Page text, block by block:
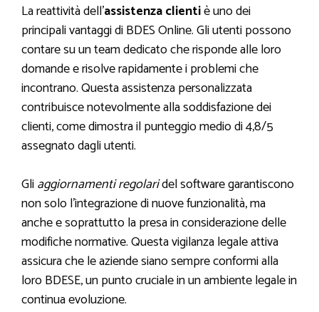
La reattività dell’assistenza clientiè uno dei
principali vantaggi di BDES Online. Gli utenti possono
contare su un team dedicato che risponde alle loro
domande e risolve rapidamente i problemi che
incontrano. Questa assistenza personalizzata
contribuisce notevolmente alla soddisfazione dei
clienti, come dimostra il punteggio medio di 4,8/5
assegnato dagli utenti.
Gliaggiornamenti regolaridel software garantiscono
non solo l’integrazione di nuove funzionalità, ma
anche e soprattutto la presa in considerazione delle
modifiche normative. Questa vigilanza legale attiva
assicura che le aziende siano sempre conformi alla
loro BDESE, un punto cruciale in un ambiente legale in
continua evoluzione.